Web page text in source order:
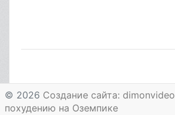
© 2026 Создание сайта: dimonvideo
похудению на Оземпике